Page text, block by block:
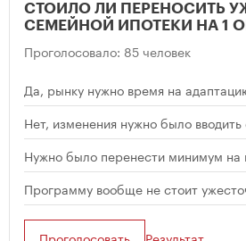
СТОИЛО ЛИ ПЕРЕНОСИТЬ
СЕМЕЙНОЙ ИПОТЕКИ НА 1
Проголосовало: 85 человек
Да, рынку нужно время на
Нет, изменения нужно было вводить
Нужно было перенести минимум на
Программу вообще не стоит